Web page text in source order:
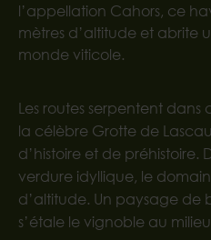
l’appellation Cahors, ce
mètres d’altitude et abrite
monde viticole.
Les routes serpentent
la célèbre Grotte de
d’histoire et de
verdure idyllique, le
d’altitude. Un paysage de
s’étale le vignoble au